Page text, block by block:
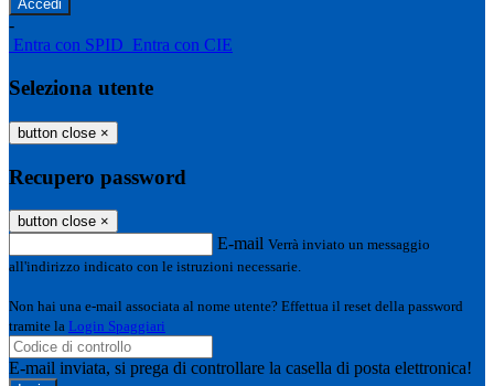
-
Entra con SPID Entra con CIE
Seleziona utente
button close ×
Recupero password
button close ×
E-mail Verrà inviato un messaggio
all'indirizzo indicato con le istruzioni necessarie.
Non hai una e-mail associata al nome utente? Effettua il reset della password
tramite la Login Spaggiari
E-mail inviata, si prega di controllare la casella di posta elettronica!